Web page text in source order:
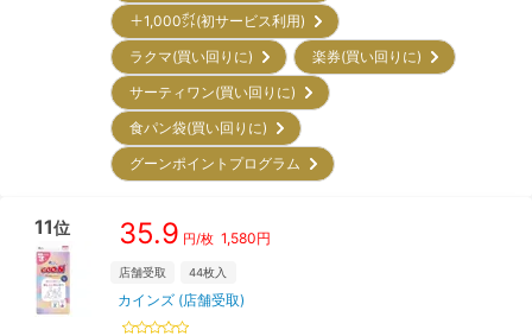
＋1,000㌽(初サービス利用)
ラクマ(買い回りに)
楽券(買い回りに)
サーティワン(買い回りに)
食パン袋(買い回りに)
グーンポイントプログラム
11位 35.9 円/枚 1,580円
店舗受取 44枚入
カインズ (店舗受取)